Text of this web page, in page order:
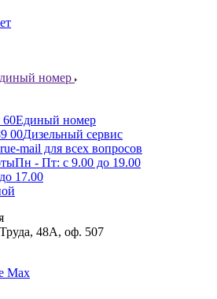
номер
60Единый номер
00Дизельный сервис
e-mail для всех вопросов
Пн - Пт: с 9.00 до 19.00
17.00
48А, оф. 507
Max